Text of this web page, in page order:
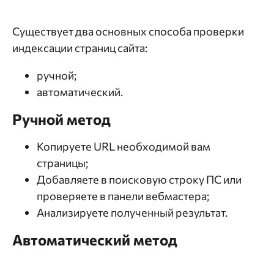
Существует два основных способа проверки
индексации страниц сайта:
ручной;
автоматический.
Ручной метод
Копируете URL необходимой вам
страницы;
Добавляете в поисковую строку ПС или
проверяете в панели вебмастера;
Анализируете полученный результат.
Автоматический метод